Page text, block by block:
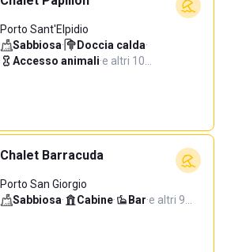
Porto Sant'Elpidio
Sabbiosa· Doccia calda·
Accesso animali·e altri 10…
Chalet Barracuda
Porto San Giorgio
Sabbiosa· Cabine· Bar·e altri 9…